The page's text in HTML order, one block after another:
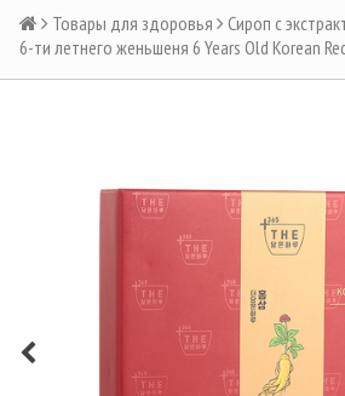
Товары для здоровья
Сироп с
6-ти летнего женьшеня 6 Years Old Korean